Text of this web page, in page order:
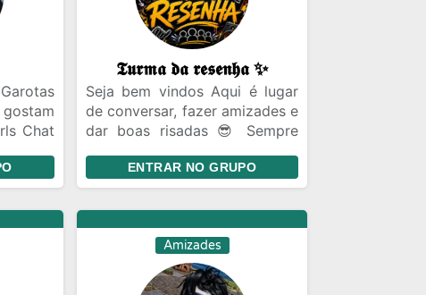
gostam
Chat
a
𝕿𝖚𝖗𝖒𝖆 𝖉𝖆 𝖗𝖊𝖘𝖊𝖓𝖍𝖆 ✨
Seja bem vindos Aqui é lugar
de conversar, fazer amizades e
dar boas risadas 😎 Sempre
ENTRAR NO GRUPO
Amizades